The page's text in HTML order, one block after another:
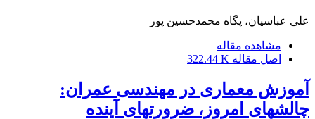
علی عباسیان، پگاه محمدحسین پور
مشاهده مقاله
اصل مقاله 322.44 K
آموزش معماری در مهندسی عمران:
چالش‎های امروز، ضرورت‎های آینده